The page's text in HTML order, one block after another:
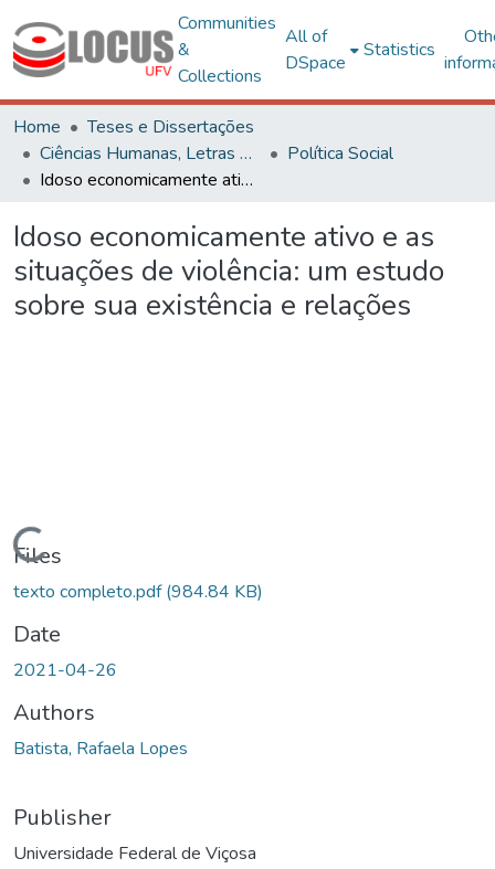
Communities
&
Collections
All of
DSpace
Statistics
Home
Teses e Dissertações
Ciências Humanas, Letras e Artes
Política Social
Idoso economicamente ativo e as situações de violência: um estudo sobre sua existência e relações
Idoso economicamente ativo e as
situações de violência: um estudo
sobre sua existência e relações
Files
texto completo.pdf(984.84 KB)
Date
2021-04-26
Authors
Batista, Rafaela Lopes
Publisher
Universidade Federal de Viçosa